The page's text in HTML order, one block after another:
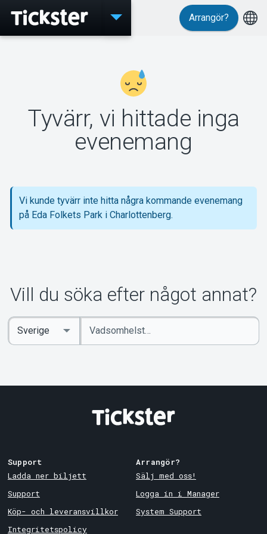
Evenemang
MyTickster
Support
Arrangör?
Tyvärr, vi hittade inga
evenemang
Vi kunde tyvärr inte hitta några kommande evenemang
på Eda Folkets Park i Charlottenberg.
Vill du söka efter något annat?
Ange
sökord
Select
Country
Support
Ladda ner biljett
Support
Köp- och leveransvillkor
Integritetspolicy
Arrangör?
Sälj med oss!
Logga in i Manager
System Support